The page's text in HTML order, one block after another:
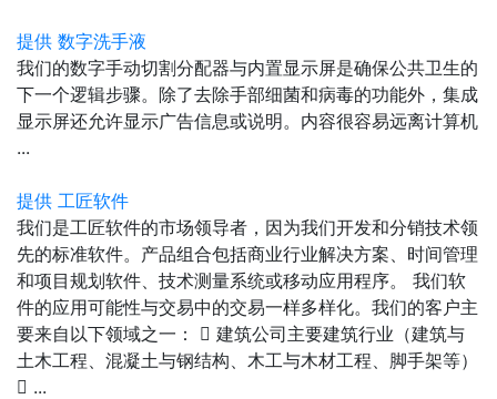
提供 数字洗手液
我们的数字手动切割分配器与内置显示屏是确保公共卫生的
下一个逻辑步骤。除了去除手部细菌和病毒的功能外，集成
显示屏还允许显示广告信息或说明。内容很容易远离计算机
...
提供 工匠软件
我们是工匠软件的市场领导者，因为我们开发和分销技术领
先的标准软件。产品组合包括商业行业解决方案、时间管理
和项目规划软件、技术测量系统或移动应用程序。 我们软
件的应用可能性与交易中的交易一样多样化。我们的客户主
要来自以下领域之一：  建筑公司主要建筑行业（建筑与
土木工程、混凝土与钢结构、木工与木材工程、脚手架等）
 ...